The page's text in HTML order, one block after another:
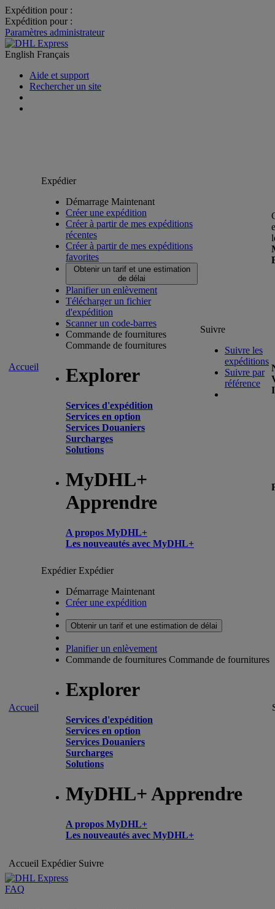
Expédition pour :
Expédition pour :
Paramètres administrateur
English Français
Aide et support
Rechercher un site
Accueil
Expédier
Démarrage Maintenant
Créer une expédition
Créer à partir de mes expéditions
récentes
Créer à partir de mes expéditions
favorites
Obtenir un tarif et une estimation
de délai
Planifier un enlèvement
Télécharger un fichier
d'expédition
Scanner un code-barres
Commande de fournitures
Commande de fournitures
Explorer
Services d'expédition
Services en option
Services Douaniers
Surcharges
Solutions
MyDHL+
Apprendre
A propos MyDHL+
Les nouveautés avec MyDHL+
Suivre
Suivre les
expéditions
Suivre par
référence
Accueil
ExpédierExpédier
Démarrage Maintenant
Créer une expédition
Obtenir un tarif et une estimation de délai
Planifier un enlèvement
Commande de fournitures Commande de fournitures
Explorer
Services d'expédition
Services en option
Services Douaniers
Surcharges
Solutions
MyDHL+ Apprendre
A propos MyDHL+
Les nouveautés avec MyDHL+
Accueil Expédier Suivre
FAQ